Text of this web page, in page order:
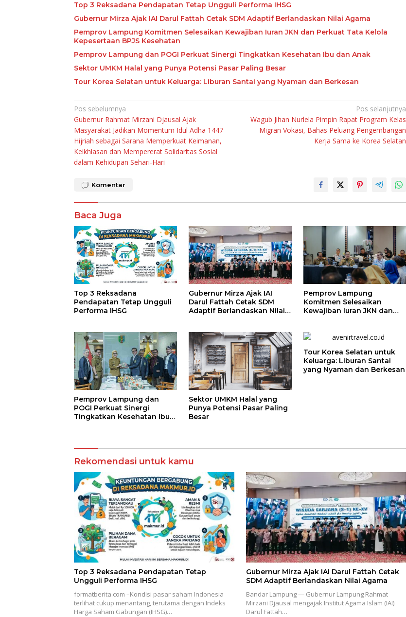
Top 3 Reksadana Pendapatan Tetap Ungguli Performa IHSG
Gubernur Mirza Ajak IAI Darul Fattah Cetak SDM Adaptif Berlandaskan Nilai Agama
Pemprov Lampung Komitmen Selesaikan Kewajiban Iuran JKN dan Perkuat Tata Kelola
Kepesertaan BPJS Kesehatan
Pemprov Lampung dan POGI Perkuat Sinergi Tingkatkan Kesehatan Ibu dan Anak
Sektor UMKM Halal yang Punya Potensi Pasar Paling Besar
Tour Korea Selatan untuk Keluarga: Liburan Santai yang Nyaman dan Berkesan
Navigasi
pos
Pos sebelumnya
Gubernur Rahmat Mirzani Djausal Ajak
Masyarakat Jadikan Momentum Idul Adha 1447
Hijriah sebagai Sarana Memperkuat Keimanan,
Keikhlasan dan Mempererat Solidaritas Sosial
dalam Kehidupan Sehari-Hari
Pos selanjutnya
Wagub Jihan Nurlela Pimpin Rapat Program Kelas
Migran Vokasi, Bahas Peluang Pengembangan
Kerja Sama ke Korea Selatan
Komentar
Baca Juga
Top 3 Reksadana
Pendapatan Tetap Ungguli
Performa IHSG
Gubernur Mirza Ajak IAI
Darul Fattah Cetak SDM
Adaptif Berlandaskan Nilai
Pemprov Lampung
Komitmen Selesaikan
Kewajiban Iuran JKN dan
Kesehatan
Pemprov Lampung dan
POGI Perkuat Sinergi
Tingkatkan Kesehatan Ibu
Sektor UMKM Halal yang
Punya Potensi Pasar Paling
Besar
Tour Korea Selatan untuk
Keluarga: Liburan Santai
yang Nyaman dan Berkesan
Rekomendasi untuk kamu
Top 3 Reksadana Pendapatan Tetap
Ungguli Performa IHSG
formatberita.com –Kondisi pasar saham Indonesia
terlihat cukup menantang, terutama dengan Indeks
Harga Saham Gabungan (IHSG)…
Gubernur Mirza Ajak IAI Darul Fattah Cetak
SDM Adaptif Berlandaskan Nilai Agama
Bandar Lampung — Gubernur Lampung Rahmat
Mirzani Djausal mengajak Institut Agama Islam (IAI)
Darul Fattah…